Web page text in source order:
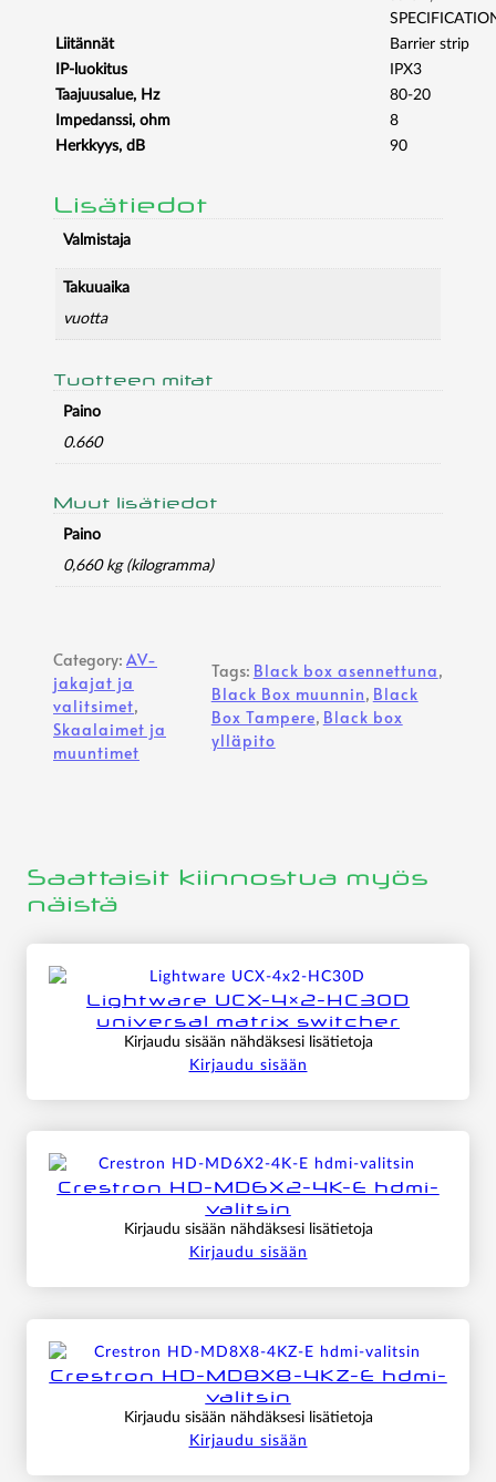
O
Liitännät
Barrier strip
IP-luokitus
IPX3
Taajuusalue, Hz
80-20
Impedanssi, ohm
8
Herkkyys, dB
90
Lisätiedot
Valmistaja
Takuuaika
vuotta
Tuotteen mitat
Paino
0.660
Muut lisätiedot
Paino
0,660 kg (kilogramma)
Category: AV-
jakajat ja
valitsimet
Skaalaimet ja
muuntimet
Tags: Black box asennettuna
Black Box muunnin, Black
Box Tampere, Black box
ylläpito
Saattaisit kiinnostua myös
näistä
Lightware UCX-4×2-HC30D
universal matrix switcher
Kirjaudu sisään nähdäksesi lisätietoja
Kirjaudu sisään
Crestron HD-MD6X2-4K-E hdmi-
valitsin
Kirjaudu sisään nähdäksesi lisätietoja
Kirjaudu sisään
Crestron HD-MD8X8-4KZ-E hdmi-
valitsin
Kirjaudu sisään nähdäksesi lisätietoja
Kirjaudu sisään